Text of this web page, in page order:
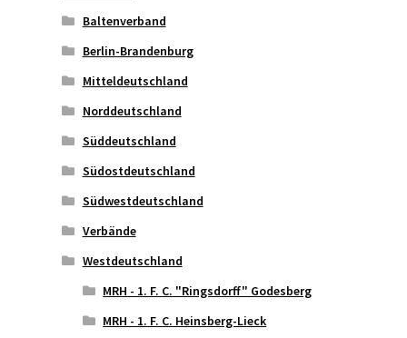
Baltenverband
Berlin-Brandenburg
Mitteldeutschland
Norddeutschland
Süddeutschland
Südostdeutschland
Südwestdeutschland
Verbände
Westdeutschland
MRH - 1. F. C. "Ringsdorff" Godesberg
MRH - 1. F. C. Heinsberg-Lieck